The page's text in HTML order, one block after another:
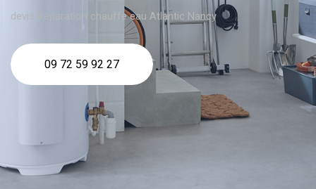
devis Réparation chauffe eau Atlantic Nancy
09 72 59 92 27